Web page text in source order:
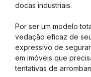
docas industriais.
Por ser um modelo
vedação eficaz de
expressivo de
em imóveis que
tentativas de